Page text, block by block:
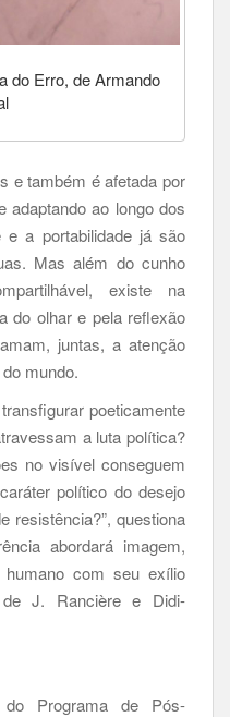
do Erro, de Armando
e também é afetada por
adaptando ao longo dos
a portabilidade já são
Mas além do cunho
existe na
do olhar e pela reflexão
juntas, a atenção
mundo.
poeticamente
a luta política?
no visível conseguem
político do desejo
resistência?”, questiona
abordará imagem,
com seu exílio
de J. Rancière e Didi-
Programa de Pós-